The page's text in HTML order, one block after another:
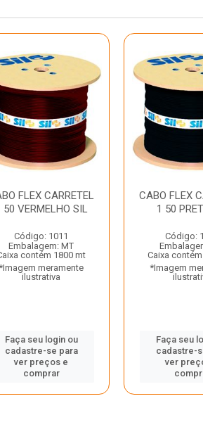
FLEX CARRETEL
50 VERMELHO SIL
Código: 1011
Embalagem: MT
contém 1800 mt
meramente
ilustrativa
Faça seu login ou
cadastre-se para
ver preços e
comprar
CABO FLEX
1 50
Código:
Caixa
*Imagem
Faça seu
cadastre-
ver